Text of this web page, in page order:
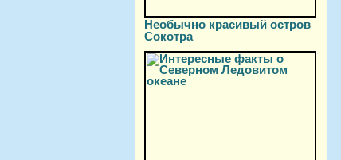
Необычно красивый остров
Сокотра